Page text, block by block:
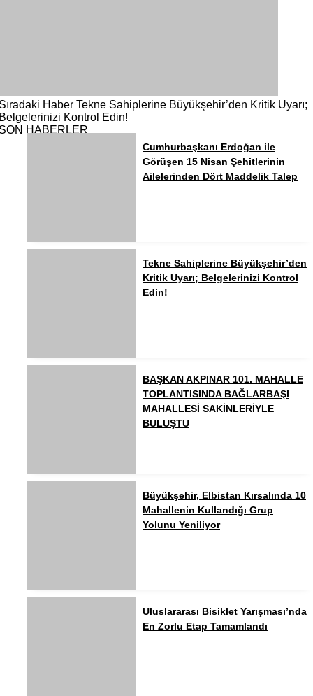
Haber Tekne Sahiplerine Büyükşehir’den Kritik Uyarı;
Kontrol Edin!
HABERLER
Cumhurbaşkanı Erdoğan ile
Görüşen 15 Nisan Şehitlerinin
Ailelerinden Dört Maddelik Talep
Tekne Sahiplerine Büyükşehir’den
Kritik Uyarı; Belgelerinizi Kontrol
Edin!
BAŞKAN AKPINAR 101. MAHALLE
TOPLANTISINDA BAĞLARBAŞI
MAHALLESİ SAKİNLERİYLE
BULUŞTU
Büyükşehir, Elbistan Kırsalında 10
Mahallenin Kullandığı Grup
Yolunu Yeniliyor
Uluslararası Bisiklet Yarışması’nda
En Zorlu Etap Tamamlandı